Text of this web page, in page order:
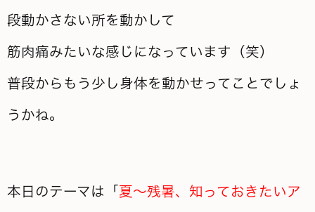
段動かさない所を動かして
筋肉痛みたいな感じになっています（笑）
普段からもう少し身体を動かせってことでしょ
うかね。
本日のテーマは「 夏～残暑、知っておきたいア